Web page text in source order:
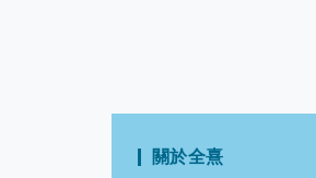
關於全熹